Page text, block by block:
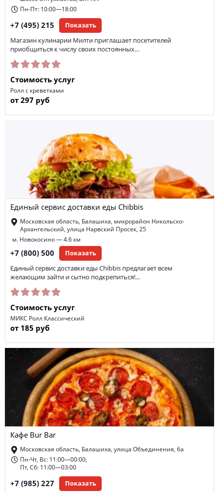
Пн-Пт: 10:00—18:00
+7 (495) 215 Показать
Магазин кулинарии Милти приглашает посетителей
приобщиться к числу своих постоянных…
Стоимость услуг
Ролл с креветками
от 297 руб
Единый сервис доставки еды Chibbis
Московская область, Балашиха, микрорайон Никольско-
Архангельский, улица Нарвский Просек, 25
м. Новокосино — 4.6 км
+7 (800) 500 Показать
Единый сервис доставки еды Chibbis предлагает всем
желающим зайти и сытно подкрепиться!…
Стоимость услуг
МИКС Ролл Классический
от 185 руб
Кафе Bur Bar
Московская область, Балашиха, улица Объединения, 6а
Пн-Чт, Вс: 11:00—00:00;
Пт, Сб: 11:00—03:00
+7 (985) 227 Показать